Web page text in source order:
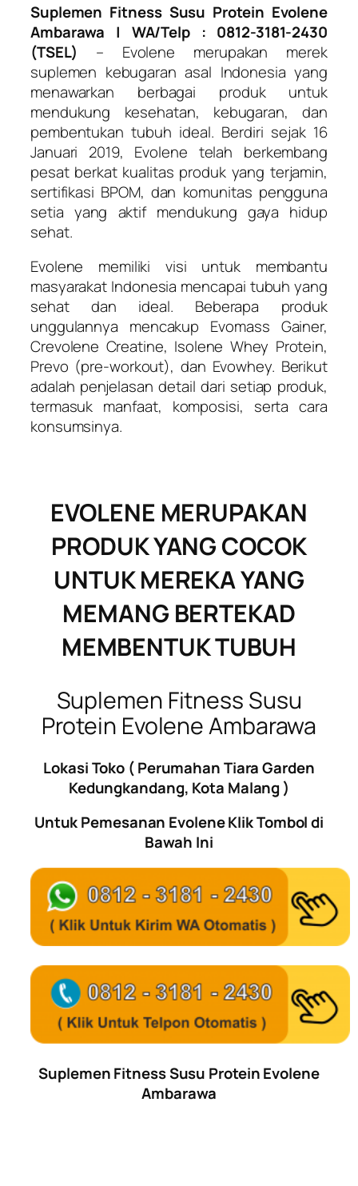
Suplemen Fitness Susu Protein Evolene
Ambarawa | WA/Telp : 0812-3181-2430
(TSEL) – Evolene merupakan merek
suplemen kebugaran asal Indonesia yang
menawarkan berbagai produk untuk
mendukung kesehatan, kebugaran, dan
pembentukan tubuh ideal. Berdiri sejak 16
Januari 2019, Evolene telah berkembang
pesat berkat kualitas produk yang terjamin,
sertifikasi BPOM, dan komunitas pengguna
setia yang aktif mendukung gaya hidup
sehat.
Evolene memiliki visi untuk membantu
masyarakat Indonesia mencapai tubuh yang
sehat dan ideal. Beberapa produk
unggulannya mencakup Evomass Gainer,
Crevolene Creatine, Isolene Whey Protein,
Prevo (pre-workout), dan Evowhey. Berikut
adalah penjelasan detail dari setiap produk,
termasuk manfaat, komposisi, serta cara
konsumsinya.
EVOLENE MERUPAKAN
PRODUK YANG COCOK
UNTUK MEREKA YANG
MEMANG BERTEKAD
MEMBENTUK TUBUH
Suplemen Fitness Susu
Protein Evolene Ambarawa
Lokasi Toko ( Perumahan Tiara Garden
Kedungkandang, Kota Malang )
Untuk Pemesanan Evolene Klik Tombol di
Bawah Ini
Suplemen Fitness Susu Protein Evolene
Ambarawa